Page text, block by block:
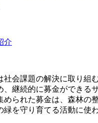
社会課題の解決に取り組
継続的に募金ができる
められた募金は、森林の
を守り育てる活動に使わ